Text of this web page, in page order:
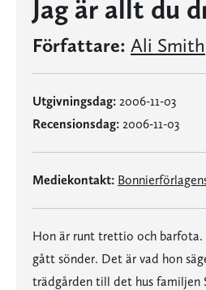
Jag är allt du
Författare: Ali Smith
Utgivningsdag: 2006-11-03
Recensionsdag: 2006-11-03
Mediekontakt:
Hon är runt trettio och barfota.
gått sönder. Det är vad hon
trädgården till det hus familjen